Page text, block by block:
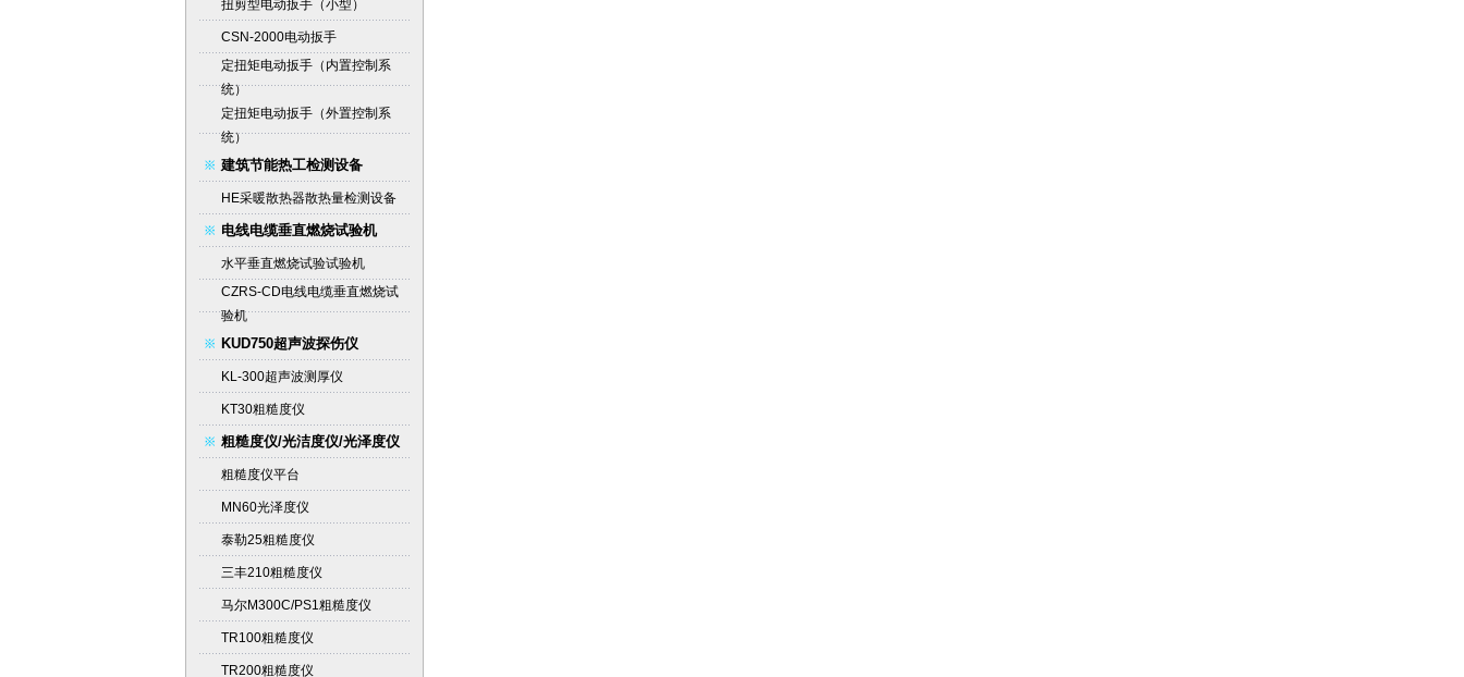
扭剪型电动扳手（小型）
CSN-2000电动扳手
定扭矩电动扳手（内置控制系
统）
定扭矩电动扳手（外置控制系
统）
建筑节能热工检测设备
HE采暖散热器散热量检测设备
电线电缆垂直燃烧试验机
水平垂直燃烧试验试验机
CZRS-CD电线电缆垂直燃烧试
验机
KUD750超声波探伤仪
KL-300超声波测厚仪
KT30粗糙度仪
粗糙度仪/光洁度仪/光泽度仪
粗糙度仪平台
MN60光泽度仪
泰勒25粗糙度仪
三丰210粗糙度仪
马尔M300C/PS1粗糙度仪
TR100粗糙度仪
TR200粗糙度仪